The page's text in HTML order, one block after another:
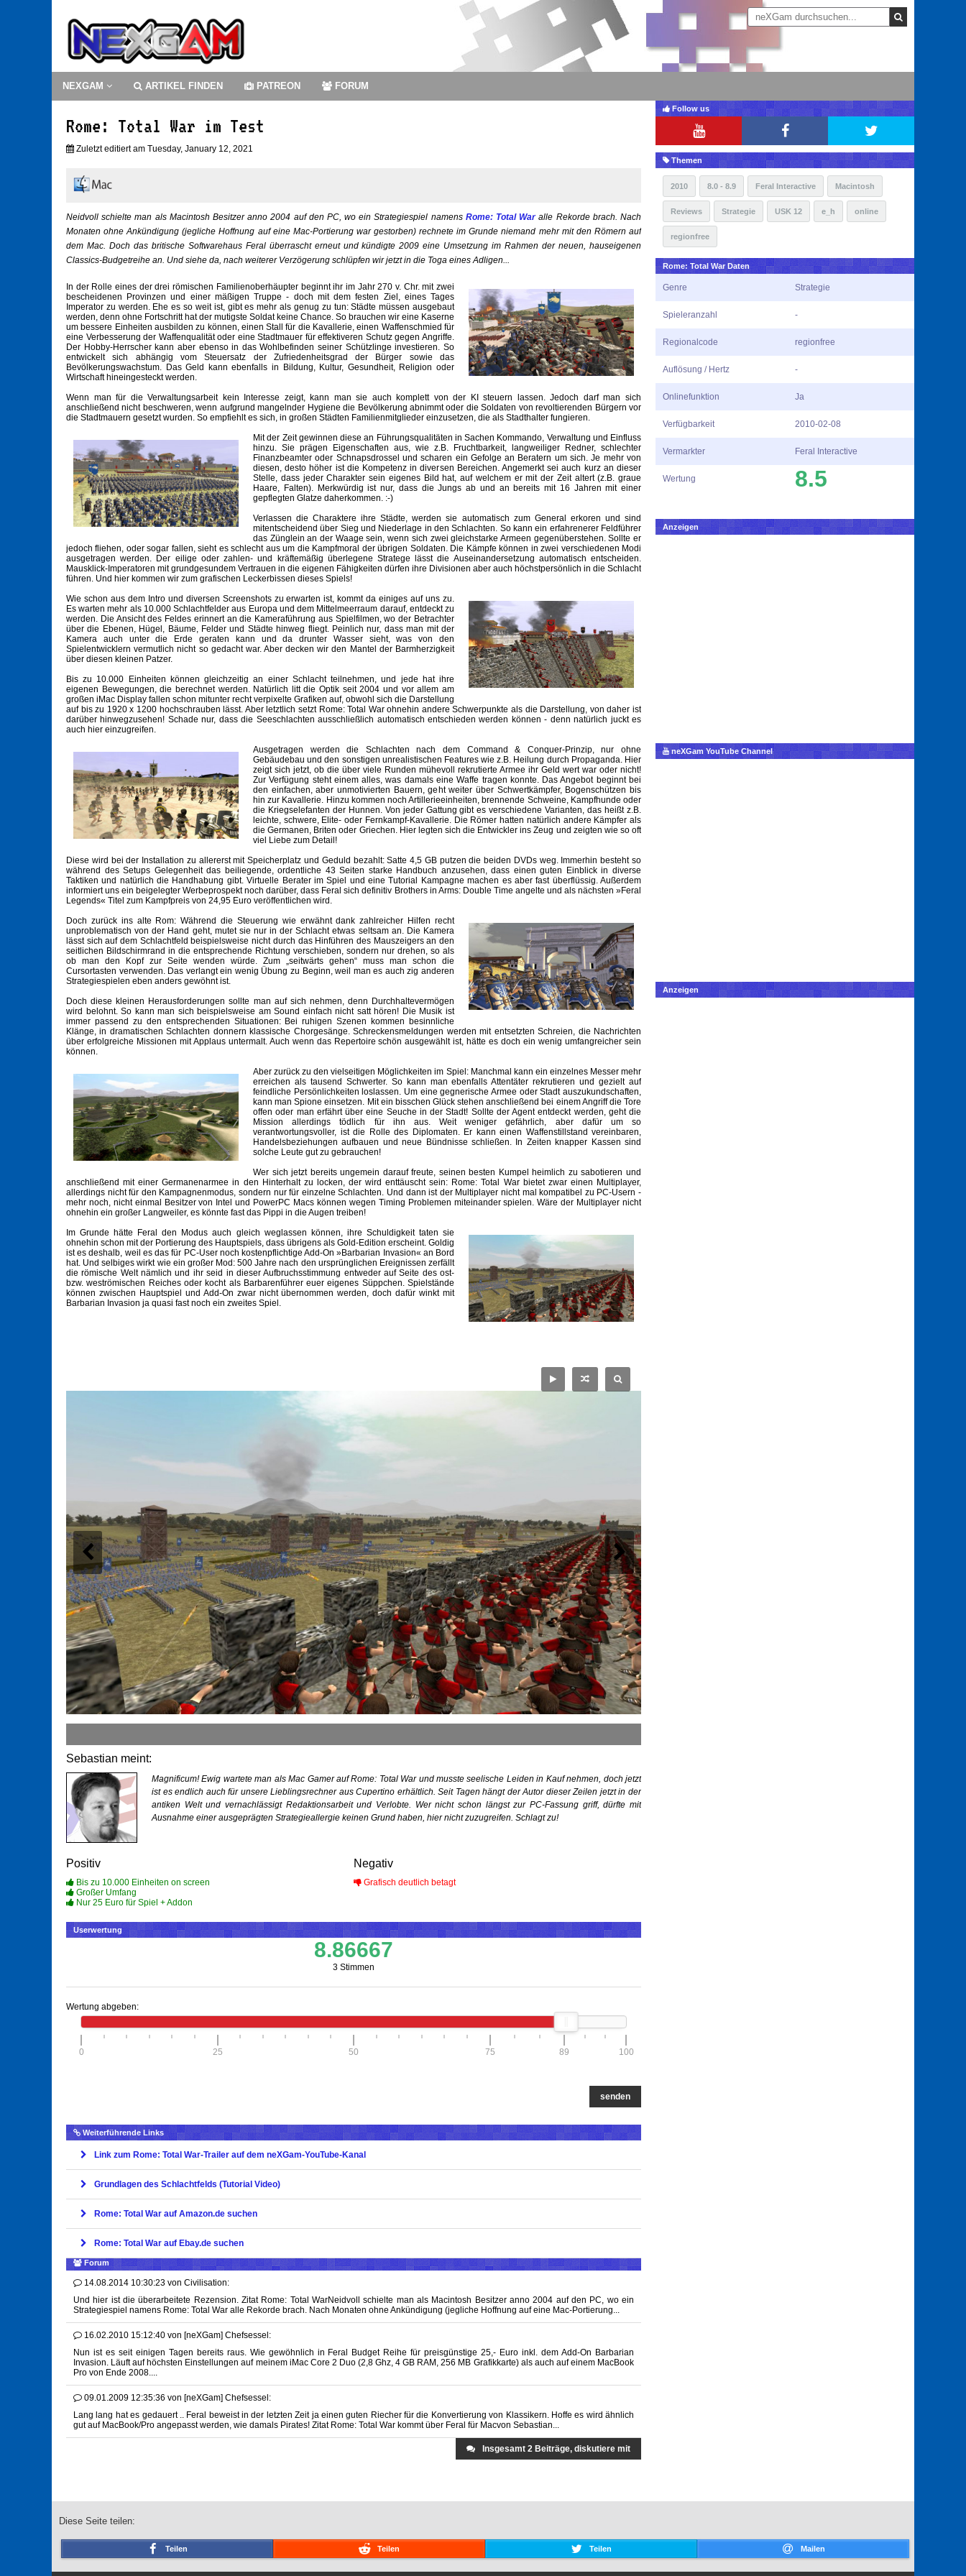
NEXGAM ARTIKEL FINDEN PATREON FORUM
Rome: Total War im Test
Zuletzt editiert am Tuesday, January 12, 2021
Neidvoll schielte man als Macintosh Besitzer anno 2004 auf den PC, wo ein Strategiespiel namens Rome: Total Waralle Rekorde brach. Nach
Monaten ohne Ankündigung (jegliche Hoffnung auf eine Mac-Portierung war gestorben) rechnete im Grunde niemand mehr mit den Römern auf
dem Mac. Doch das britische Softwarehaus Feral überrascht erneut und kündigte 2009 eine Umsetzung im Rahmen der neuen, hauseigenen
Classics-Budgetreihe an. Und siehe da, nach weiterer Verzögerung schlüpfen wir jetzt in die Toga eines Adligen...
In der Rolle eines der drei römischen Familienoberhäupter beginnt ihr im Jahr 270 v. Chr. mit zwei
bescheidenen Provinzen und einer mäßigen Truppe - doch mit dem festen Ziel, eines Tages
Imperator zu werden. Ehe es so weit ist, gibt es mehr als genug zu tun: Städte müssen ausgebaut
werden, denn ohne Fortschritt hat der mutigste Soldat keine Chance. So brauchen wir eine Kaserne
um bessere Einheiten ausbilden zu können, einen Stall für die Kavallerie, einen Waffenschmied für
eine Verbesserung der Waffenqualität oder eine Stadtmauer für effektiveren Schutz gegen Angriffe.
Der Hobby-Herrscher kann aber ebenso in das Wohlbefinden seiner Schützlinge investieren. So
entwickelt sich abhängig vom Steuersatz der Zufriedenheitsgrad der Bürger sowie das
Bevölkerungswachstum. Das Geld kann ebenfalls in Bildung, Kultur, Gesundheit, Religion oder
Wirtschaft hineingesteckt werden.
Wenn man für die Verwaltungsarbeit kein Interesse zeigt, kann man sie auch komplett von der KI steuern lassen. Jedoch darf man sich
anschließend nicht beschweren, wenn aufgrund mangelnder Hygiene die Bevölkerung abnimmt oder die Soldaten von revoltierenden Bürgern vor
die Stadtmauern gesetzt wurden. So empfiehlt es sich, in großen Städten Familienmitglieder einzusetzen, die als Stadthalter fungieren.
Mit der Zeit gewinnen diese an Führungsqualitäten in Sachen Kommando, Verwaltung und Einfluss
hinzu. Sie prägen Eigenschaften aus, wie z.B. Fruchtbarkeit, langweiliger Redner, schlechter
Finanzbeamter oder Schnapsdrossel und scharen ein Gefolge an Beratern um sich. Je mehr von
diesen, desto höher ist die Kompetenz in diversen Bereichen. Angemerkt sei auch kurz an dieser
Stelle, dass jeder Charakter sein eigenes Bild hat, auf welchem er mit der Zeit altert (z.B. graue
Haare, Falten). Merkwürdig ist nur, dass die Jungs ab und an bereits mit 16 Jahren mit einer
gepflegten Glatze daherkommen. :-)
Verlassen die Charaktere ihre Städte, werden sie automatisch zum General erkoren und sind
mitentscheidend über Sieg und Niederlage in den Schlachten. So kann ein erfahrenerer Feldführer
das Zünglein an der Waage sein, wenn sich zwei gleichstarke Armeen gegenüberstehen. Sollte er
jedoch fliehen, oder sogar fallen, sieht es schlecht aus um die Kampfmoral der übrigen Soldaten. Die Kämpfe können in zwei verschiedenen Modi
ausgetragen werden. Der eilige oder zahlen- und kräftemäßig überlegene Stratege lässt die Auseinandersetzung automatisch entscheiden.
Mausklick-Imperatoren mit grundgesundem Vertrauen in die eigenen Fähigkeiten dürfen ihre Divisionen aber auch höchstpersönlich in die Schlacht
führen. Und hier kommen wir zum grafischen Leckerbissen dieses Spiels!
Wie schon aus dem Intro und diversen Screenshots zu erwarten ist, kommt da einiges auf uns zu.
Es warten mehr als 10.000 Schlachtfelder aus Europa und dem Mittelmeerraum darauf, entdeckt zu
werden. Die Ansicht des Feldes erinnert an die Kameraführung aus Spielfilmen, wo der Betrachter
über die Ebenen, Hügel, Bäume, Felder und Städte hinweg fliegt. Peinlich nur, dass man mit der
Kamera auch unter die Erde geraten kann und da drunter Wasser sieht, was von den
Spielentwicklern vermutlich nicht so gedacht war. Aber decken wir den Mantel der Barmherzigkeit
über diesen kleinen Patzer.
Bis zu 10.000 Einheiten können gleichzeitig an einer Schlacht teilnehmen, und jede hat ihre
eigenen Bewegungen, die berechnet werden. Natürlich litt die Optik seit 2004 und vor allem am
großen iMac Display fallen schon mitunter recht verpixelte Grafiken auf, obwohl sich die Darstellung
auf bis zu 1920 x 1200 hochschrauben lässt. Aber letztlich setzt Rome: Total War ohnehin andere Schwerpunkte als die Darstellung, von daher ist
darüber hinwegzusehen! Schade nur, dass die Seeschlachten ausschließlich automatisch entschieden werden können - denn natürlich juckt es
auch hier einzugreifen.
Ausgetragen werden die Schlachten nach dem Command & Conquer-Prinzip, nur ohne
Gebäudebau und den sonstigen unrealistischen Features wie z.B. Heilung durch Propaganda. Hier
zeigt sich jetzt, ob die über viele Runden mühevoll rekrutierte Armee ihr Geld wert war oder nicht!
Zur Verfügung steht einem alles, was damals eine Waffe tragen konnte. Das Angebot beginnt bei
den einfachen, aber unmotivierten Bauern, geht weiter über Schwertkämpfer, Bogenschützen bis
hin zur Kavallerie. Hinzu kommen noch Artillerieeinheiten, brennende Schweine, Kampfhunde oder
die Kriegselefanten der Hunnen. Von jeder Gattung gibt es verschiedene Varianten, das heißt z.B.
leichte, schwere, Elite- oder Fernkampf-Kavallerie. Die Römer hatten natürlich andere Kämpfer als
die Germanen, Briten oder Griechen. Hier legten sich die Entwickler ins Zeug und zeigten wie so oft
viel Liebe zum Detail!
Diese wird bei der Installation zu allererst mit Speicherplatz und Geduld bezahlt: Satte 4,5 GB putzen die beiden DVDs weg. Immerhin besteht so
während des Setups Gelegenheit das beiliegende, ordentliche 43 Seiten starke Handbuch anzusehen, dass einen guten Einblick in diverse
Taktiken und natürlich die Handhabung gibt. Virtuelle Berater im Spiel und eine Tutorial Kampagne machen es aber fast überflüssig. Außerdem
informiert uns ein beigelegter Werbeprospekt noch darüber, dass Feral sich definitiv Brothers in Arms: Double Time angelte und als nächsten »Feral
Legends« Titel zum Kampfpreis von 24,95 Euro veröffentlichen wird.
Doch zurück ins alte Rom: Während die Steuerung wie erwähnt dank zahlreicher Hilfen recht
unproblematisch von der Hand geht, mutet sie nur in der Schlacht etwas seltsam an. Die Kamera
lässt sich auf dem Schlachtfeld beispielsweise nicht durch das Hinführen des Mauszeigers an den
seitlichen Bildschirmrand in die entsprechende Richtung verschieben, sondern nur drehen, so als
ob man den Kopf zur Seite wenden würde. Zum „seitwärts gehen“ muss man schon die
Cursortasten verwenden. Das verlangt ein wenig Übung zu Beginn, weil man es auch zig anderen
Strategiespielen eben anders gewöhnt ist.
Doch diese kleinen Herausforderungen sollte man auf sich nehmen, denn Durchhaltevermögen
wird belohnt. So kann man sich beispielsweise am Sound einfach nicht satt hören! Die Musik ist
immer passend zu den entsprechenden Situationen: Bei ruhigen Szenen kommen besinnliche
Klänge, in dramatischen Schlachten donnern klassische Chorgesänge. Schreckensmeldungen werden mit entsetzten Schreien, die Nachrichten
über erfolgreiche Missionen mit Applaus untermalt. Auch wenn das Repertoire schön ausgewählt ist, hätte es doch ein wenig umfangreicher sein
können.
Aber zurück zu den vielseitigen Möglichkeiten im Spiel: Manchmal kann ein einzelnes Messer mehr
erreichen als tausend Schwerter. So kann man ebenfalls Attentäter rekrutieren und gezielt auf
feindliche Persönlichkeiten loslassen. Um eine gegnerische Armee oder Stadt auszukundschaften,
kann man Spione einsetzen. Mit ein bisschen Glück stehen anschließend bei einem Angriff die Tore
offen oder man erfährt über eine Seuche in der Stadt! Sollte der Agent entdeckt werden, geht die
Mission allerdings tödlich für ihn aus. Weit weniger gefährlich, aber dafür um so
verantwortungsvoller, ist die Rolle des Diplomaten. Er kann einen Waffenstillstand vereinbaren,
Handelsbeziehungen aufbauen und neue Bündnisse schließen. In Zeiten knapper Kassen sind
solche Leute gut zu gebrauchen!
Wer sich jetzt bereits ungemein darauf freute, seinen besten Kumpel heimlich zu sabotieren und
anschließend mit einer Germanenarmee in den Hinterhalt zu locken, der wird enttäuscht sein: Rome: Total War bietet zwar einen Multiplayer,
allerdings nicht für den Kampagnenmodus, sondern nur für einzelne Schlachten. Und dann ist der Multiplayer nicht mal kompatibel zu PC-Usern -
mehr noch, nicht einmal Besitzer von Intel und PowerPC Macs können wegen Timing Problemen miteinander spielen. Wäre der Multiplayer nicht
ohnehin ein großer Langweiler, es könnte fast das Pippi in die Augen treiben!
Im Grunde hätte Feral den Modus auch gleich weglassen können, ihre Schuldigkeit taten sie
ohnehin schon mit der Portierung des Hauptspiels, dass übrigens als Gold-Edition erscheint. Goldig
ist es deshalb, weil es das für PC-User noch kostenpflichtige Add-On »Barbarian Invasion« an Bord
hat. Und selbiges wirkt wie ein großer Mod: 500 Jahre nach den ursprünglichen Ereignissen zerfällt
die römische Welt nämlich und ihr seid in dieser Aufbruchsstimmung entweder auf Seite des ost-
bzw. weströmischen Reiches oder kocht als Barbarenführer euer eigenes Süppchen. Spielstände
können zwischen Hauptspiel und Add-On zwar nicht übernommen werden, doch dafür winkt mit
Barbarian Invasion ja quasi fast noch ein zweites Spiel.
Sebastian meint:
Magnificum! Ewig wartete man als Mac Gamer auf Rome: Total War und musste seelische Leiden in Kauf nehmen, doch jetzt
ist es endlich auch für unsere Lieblingsrechner aus Cupertino erhältlich. Seit Tagen hängt der Autor dieser Zeilen jetzt in der
antiken Welt und vernachlässigt Redaktionsarbeit und Verlobte. Wer nicht schon längst zur PC-Fassung griff, dürfte mit
Ausnahme einer ausgeprägten Strategieallergie keinen Grund haben, hier nicht zuzugreifen. Schlagt zu!
Positiv
Bis zu 10.000 Einheiten on screen
Großer Umfang
Nur 25 Euro für Spiel + Addon
Negativ
Grafisch deutlich betagt
Userwertung
8.86667
3 Stimmen
Wertung abgeben:
0 25 50 75 89 100
senden
Weiterführende Links
Link zum Rome: Total War-Trailer auf dem neXGam-YouTube-Kanal
Grundlagen des Schlachtfelds (Tutorial Video)
Rome: Total War auf Amazon.de suchen
Rome: Total War auf Ebay.de suchen
Forum
14.08.2014 10:30:23 von Civilisation:
Und hier ist die überarbeitete Rezension. Zitat Rome: Total WarNeidvoll schielte man als Macintosh Besitzer anno 2004 auf den PC, wo ein
Strategiespiel namens Rome: Total War alle Rekorde brach. Nach Monaten ohne Ankündigung (jegliche Hoffnung auf eine Mac-Portierung...
16.02.2010 15:12:40 von [neXGam] Chefsessel:
Nun ist es seit einigen Tagen bereits raus. Wie gewöhnlich in Feral Budget Reihe für preisgünstige 25,- Euro inkl. dem Add-On Barbarian
Invasion. Läuft auf höchsten Einstellungen auf meinem iMac Core 2 Duo (2,8 Ghz, 4 GB RAM, 256 MB Grafikkarte) als auch auf einem MacBook
Pro von Ende 2008....
09.01.2009 12:35:36 von [neXGam] Chefsessel:
Lang lang hat es gedauert .. Feral beweist in der letzten Zeit ja einen guten Riecher für die Konvertierung von Klassikern. Hoffe es wird ähnlich
gut auf MacBook/Pro angepasst werden, wie damals Pirates! Zitat Rome: Total War kommt über Feral für Macvon Sebastian...
Insgesamt 2 Beiträge, diskutiere mit
Follow us
Themen
2010 8.0 - 8.9 Feral Interactive Macintosh
Reviews Strategie USK 12 e_h online
regionfree
Rome: Total War Daten
Genre Strategie
Spieleranzahl -
Regionalcode regionfree
Auflösung / Hertz -
Onlinefunktion Ja
Verfügbarkeit 2010-02-08
Vermarkter Feral Interactive
Wertung 8.5
Anzeigen
neXGam YouTube Channel
Anzeigen
Diese Seite teilen:
Teilen Teilen Teilen Mailen